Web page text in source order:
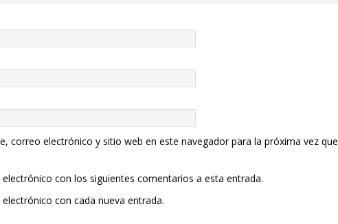
correo electrónico y sitio web en este navegador para la próxima vez que
electrónico con los siguientes comentarios a esta entrada.
con cada nueva entrada.